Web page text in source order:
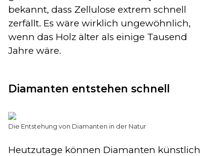
bekannt, dass Zellulose extrem schnell
zerfällt. Es wäre wirklich ungewöhnlich,
wenn das Holz älter als einige Tausend
Jahre wäre.
Diamanten entstehen schnell
Die Entstehung von Diamanten in der Natur
Heutzutage können Diamanten künstlich